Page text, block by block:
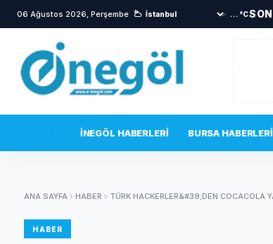
06 Ağustos 2026, Perşembe ...°C
İNEGÖL HABERLERI BURSA HABERLERI
ANA SAYFA HABER TÜRK HACKERLER&#39;DEN COCACOLA
HABER